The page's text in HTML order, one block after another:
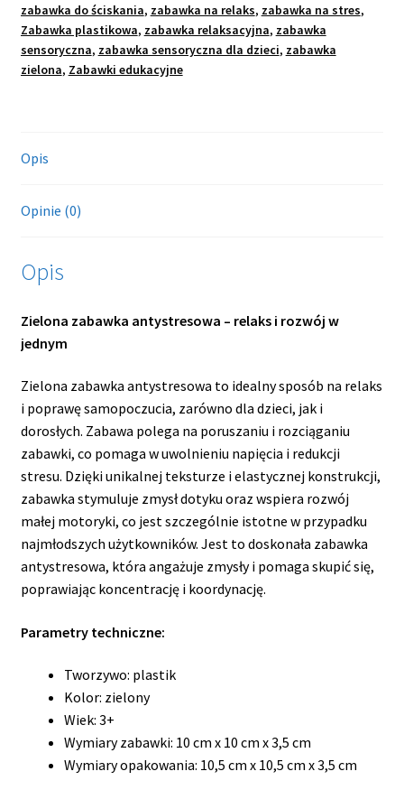
zabawka do ściskania, zabawka na relaks, zabawka na stres,
Zabawka plastikowa, zabawka relaksacyjna, zabawka
sensoryczna, zabawka sensoryczna dla dzieci, zabawka
zielona, Zabawki edukacyjne
Opis
Opinie (0)
Opis
Zielona zabawka antystresowa – relaks i rozwój w
jednym
Zielona zabawka antystresowa to idealny sposób na relaks
i poprawę samopoczucia, zarówno dla dzieci, jak i
dorosłych. Zabawa polega na poruszaniu i rozciąganiu
zabawki, co pomaga w uwolnieniu napięcia i redukcji
stresu. Dzięki unikalnej teksturze i elastycznej konstrukcji,
zabawka stymuluje zmysł dotyku oraz wspiera rozwój
małej motoryki, co jest szczególnie istotne w przypadku
najmłodszych użytkowników. Jest to doskonała zabawka
antystresowa, która angażuje zmysły i pomaga skupić się,
poprawiając koncentrację i koordynację.
Parametry techniczne:
Tworzywo: plastik
Kolor: zielony
Wiek: 3+
Wymiary zabawki: 10 cm x 10 cm x 3,5 cm
Wymiary opakowania: 10,5 cm x 10,5 cm x 3,5 cm